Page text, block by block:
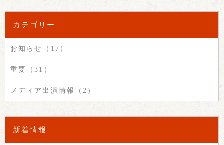
カテゴリー
お知らせ（17）
重要（31）
メディア出演情報（2）
新着情報